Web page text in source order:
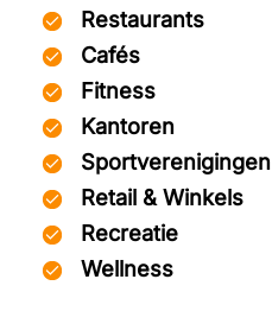
Restaurants
Cafés
Fitness
Kantoren
Sportverenigingen
Retail & Winkels
Recreatie
Wellness